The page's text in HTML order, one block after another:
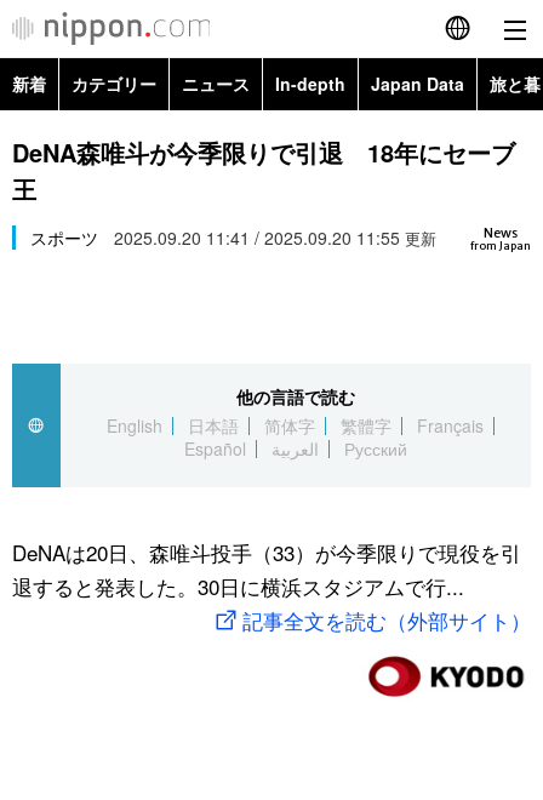
English
简体字
Русский
カテゴリー
経済・ビジネス
国際
文化
トップ
アーカイブ
In-depth
Japan Data
動画/Live
新着 カテゴリー ニュース In-depth Japan Data 旅と
政治・外交
経済・ビジネス
スポーツ・東京2020
Topics
DeNA森唯斗が今季限りで引退 18年にセーブ
王
News
from Japan
スポーツ 2025.09.20 11:41 / 2025.09.20 11:55 更新
他の言語で読む
English
日本語 简体字 繁體字
Français
Español
العربية Русский
DeNAは20日、森唯斗投手（33）が今季限りで現役を引
退すると発表した。30日に横浜スタジアムで行...
記事全文を読む（外部サイト）